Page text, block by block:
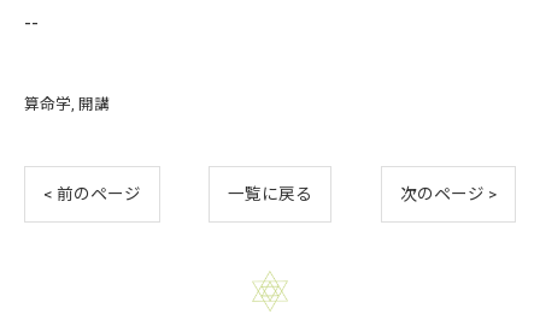
--
算命学 開講
< 前のページ 一覧に戻る 次のページ >